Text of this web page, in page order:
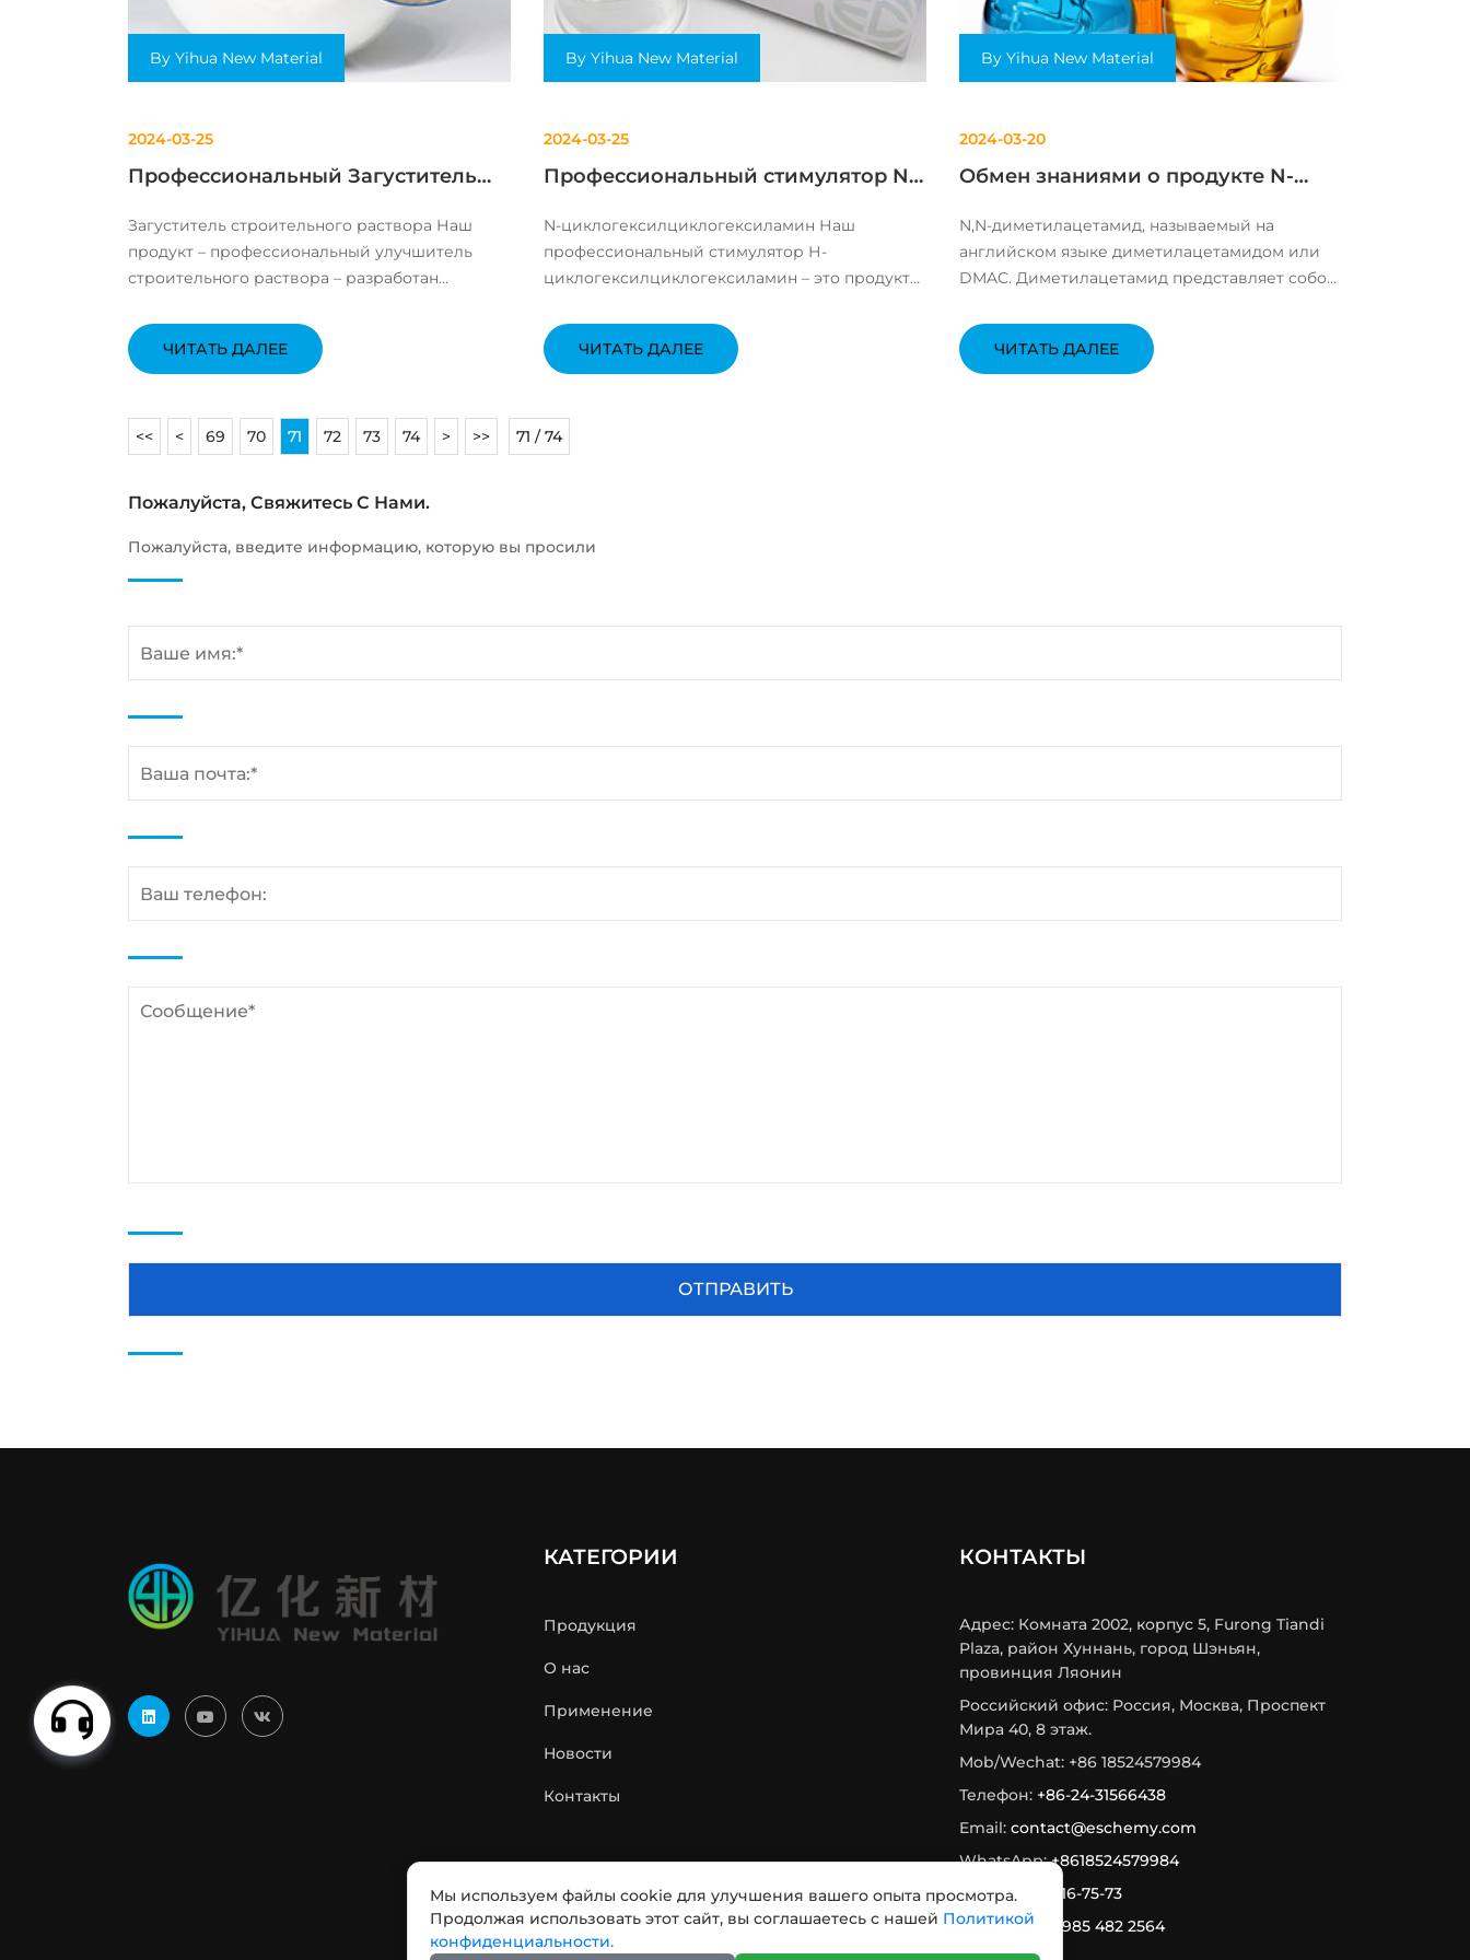
By Yihua New Material
2024-03-25
Профессиональный Загуститель
Загуститель строительного раствора Наш
продукт – профессиональный улучшитель
строительного раствора – разработан
строительных работ. Эффективное решение
для профессиональных строителей, наш
ЧИТАТЬ ДАЛЕЕ
By Yihua New Material
2024-03-25
Профессиональный стимулятор N-
N-циклогексилциклогексиламин Наш
профессиональный стимулятор Н-
циклогексилциклогексиламин – это продукт
использованием передовой технологии для
стимуляции клеточного обновления и
ЧИТАТЬ ДАЛЕЕ
By Yihua New Material
2024-03-20
Обмен знаниями о продукте N-
N,N-диметилацетамид, называемый на
английском языке диметилацетамидом или
DMAC. Диметилацетамид представляет собой
растворитель. DMAC может растворять
различные соединения и смешиваться с
ЧИТАТЬ ДАЛЕЕ
<< < 69 70 71 72 73 74 > >> 71 / 74
Пожалуйста, Свяжитесь С Нами.
Пожалуйста, введите информацию, которую вы просили
КАТЕГОРИИ
Продукция
О нас
Применение
Новости
Контакты
КОНТАКТЫ
Адрес: Комната 2002, корпус 5, Furong Tiandi
Plaza, район Хуннань, город Шэньян,
провинция Ляонин
Российский офис: Россия, Москва, Проспект
Мира 40, 8 этаж.
Mob/Wechat: +86 18524579984
Телефон: +86-24-31566438
Email: contact@eschemy.com
WhatsApp:+8618524579984
Max:+7 933 716-75-73
Telegram:
+7 985 482 2564
Мы используем файлы cookie для улучшения вашего опыта просмотра.
Продолжая использовать этот сайт, вы соглашаетесь с нашей Политикой
конфиденциальности.